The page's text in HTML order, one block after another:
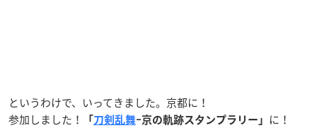
というわけで、いってきました。京都に！
参加しました！
「刀剣乱舞ｰ京の軌跡スタンプラリー」 に！